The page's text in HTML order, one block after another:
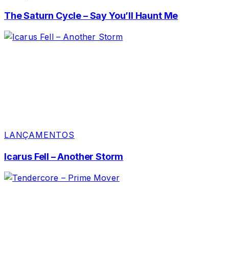
The Saturn Cycle – Say You’ll Haunt Me
LANÇAMENTOS
Icarus Fell – Another Storm